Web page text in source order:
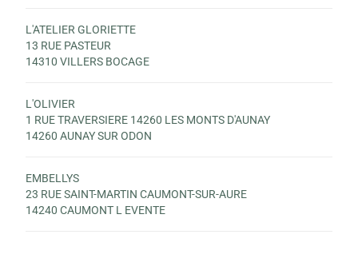
L'ATELIER GLORIETTE
13 RUE PASTEUR
14310 VILLERS BOCAGE
L'OLIVIER
1 RUE TRAVERSIERE 14260 LES MONTS D'AUNAY
14260 AUNAY SUR ODON
EMBELLYS
23 RUE SAINT-MARTIN CAUMONT-SUR-AURE
14240 CAUMONT L EVENTE